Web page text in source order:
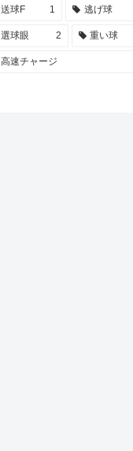
送球F 1 逃げ球
選球眼 2 重い球
高速チャージ